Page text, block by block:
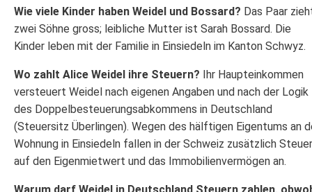
Wie viele Kinder haben Weidel und Bossard? Das Paar
zwei Söhne gross; leibliche Mutter ist Sarah Bossard. Die
Kinder leben mit der Familie in Einsiedeln im Kanton Schwyz.
Wo zahlt Alice Weidel ihre Steuern? Ihr Haupteinkommen
versteuert Weidel nach eigenen Angaben und nach der Logik
des Doppelbesteuerungsabkommens in Deutschland
(Steuersitz Überlingen). Wegen des hälftigen Eigentums an
Wohnung in Einsiedeln fallen in der Schweiz zusätzlich
auf den Eigenmietwert und das Immobilienvermögen an.